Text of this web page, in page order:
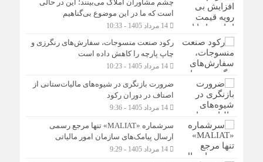
چشم مشاوران املاک می‌بینند؛ این در حالی
است که ما در این موضوع بی‌گناهیم
14 مرداد 1405 - 10:33
رکود صنعت منسوجات، سفارش‌های رنگرزی و
چاپ پارچه را کاهش داده است
14 مرداد 1405 - 10:23
ضرورت بازنگری در شیوه‌های مالیات‌ستانی از
اصناف در دوران رکود
14 مرداد 1405 - 9:36
سرشماره «MALIAT» تنها مرجع رسمی
ارسال پیامک‌های سازمان امور مالیاتی
14 مرداد 1405 - 9:29